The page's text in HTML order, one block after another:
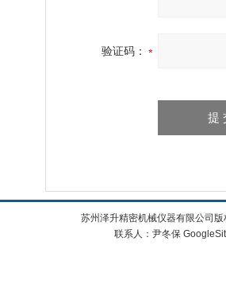
验证码：
苏州泽升精密机械仪器有限公司
联系人：尹冬保